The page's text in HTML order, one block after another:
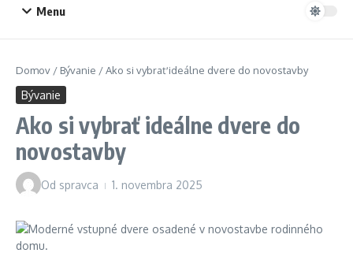
Menu
Domov / Bývanie /Ako si vybrať ideálne dvere do novostavby
Bývanie
Ako si vybrať ideálne dvere do
novostavby
Od spravca 1. novembra 2025